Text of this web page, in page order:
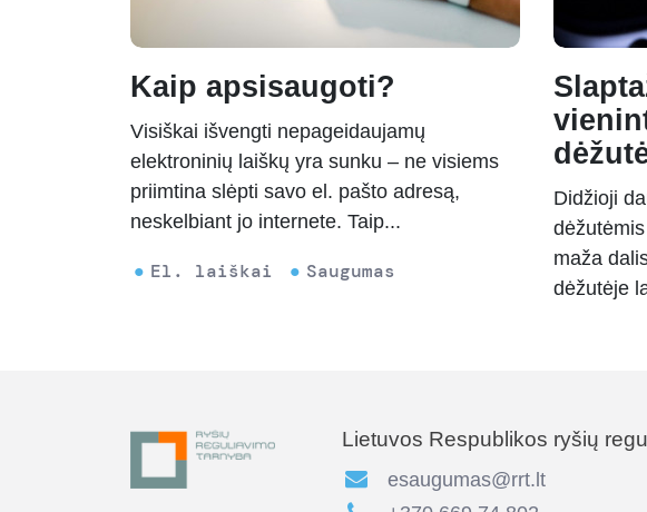
Kaip apsisaugoti?
Visiškai išvengti nepageidaujamų
elektroninių laiškų yra sunku – ne visiems
priimtina slėpti savo el. pašto adresą,
neskelbiant jo internete. Taip...
El. laiškai Saugumas
Didžioji
maža
dėžutėje
Lietuvos Respublikos ryšių
esaugumas@rrt.lt